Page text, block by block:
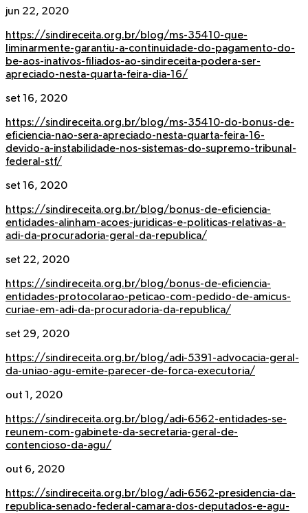
jun 22, 2020
https://sindireceita.org.br/blog/ms-35410-que-
liminarmente-garantiu-a-continuidade-do-pagamento-do-
be-aos-inativos-filiados-ao-sindireceita-podera-ser-
apreciado-nesta-quarta-feira-dia-16/
set 16, 2020
https://sindireceita.org.br/blog/ms-35410-do-bonus-de-
eficiencia-nao-sera-apreciado-nesta-quarta-feira-16-
devido-a-instabilidade-nos-sistemas-do-supremo-tribunal-
federal-stf/
set 16, 2020
https://sindireceita.org.br/blog/bonus-de-eficiencia-
entidades-alinham-acoes-juridicas-e-politicas-relativas-a-
adi-da-procuradoria-geral-da-republica/
set 22, 2020
https://sindireceita.org.br/blog/bonus-de-eficiencia-
entidades-protocolarao-peticao-com-pedido-de-amicus-
curiae-em-adi-da-procuradoria-da-republica/
set 29, 2020
https://sindireceita.org.br/blog/adi-5391-advocacia-geral-
da-uniao-agu-emite-parecer-de-forca-executoria/
out 1, 2020
https://sindireceita.org.br/blog/adi-6562-entidades-se-
reunem-com-gabinete-da-secretaria-geral-de-
contencioso-da-agu/
out 6, 2020
https://sindireceita.org.br/blog/adi-6562-presidencia-da-
republica-senado-federal-camara-dos-deputados-e-agu-